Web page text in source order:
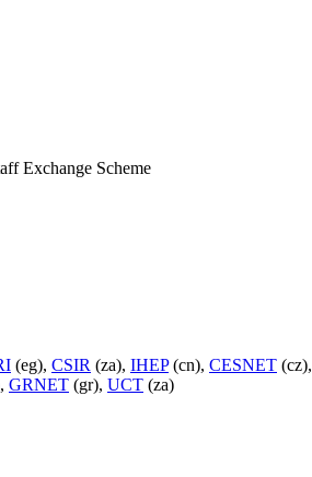
Exchange Scheme
(eg), CSIR (za), IHEP(cn), CESNET (cz),
GRNET (gr), UCT (za)